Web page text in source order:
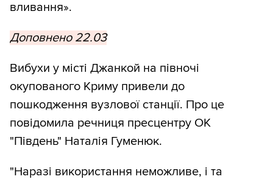
вливання».
Доповнено 22.03
Вибухи у місті Джанкой на півночі
окупованого Криму привели до
пошкодження вузлової станції. Про це
повідомила речниця пресцентру ОК
"Південь" Наталія Гуменюк.
"Наразі використання неможливе, і та